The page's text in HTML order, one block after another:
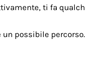
ti fa
possibile